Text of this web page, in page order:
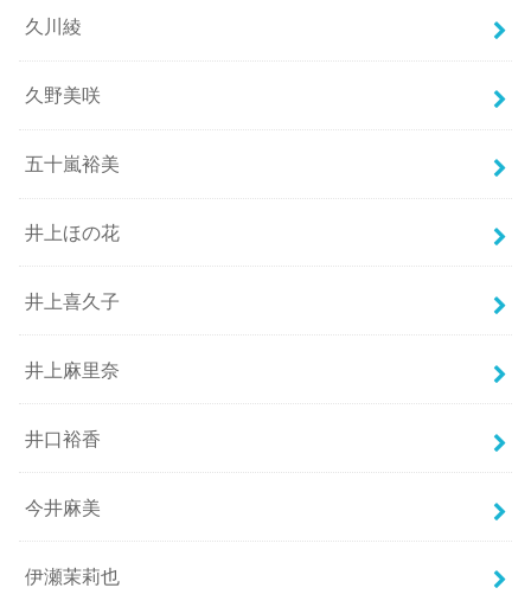
久川綾
久野美咲
五十嵐裕美
井上ほの花
井上喜久子
井上麻里奈
井口裕香
今井麻美
伊瀬茉莉也